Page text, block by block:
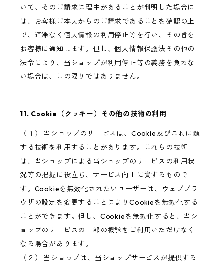
いて、そのご請求に理由があることが判明した場合に
は、お客様ご本人からのご請求であることを確認の上
で、遅滞なく個人情報の利用停止等を行い、その旨を
お客様に通知します。但し、個人情報保護法その他の
法令により、当ショップが利用停止等の義務を負わな
い場合は、この限りではありません。
11. Cookie（クッキー）その他の技術の利用
（１） 当ショップのサービスは、Cookie及びこれに類
する技術を利用することがあります。これらの技術
は、当ショップによる当ショップのサービスの利用状
況等の把握に役立ち、サービス向上に資するもので
す。Cookieを無効化されたいユーザーは、ウェブブラ
ウザの設定を変更することによりCookieを無効化する
ことができます。但し、Cookieを無効化すると、当シ
ョップのサービスの一部の機能をご利用いただけなく
なる場合があります。
（２） 当ショップは、当ショップサービスが提供する